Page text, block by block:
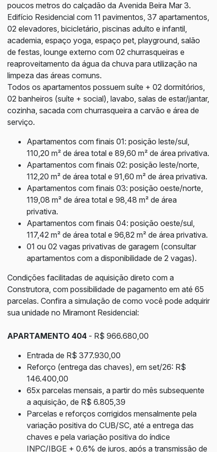
poucos metros do calçadão da Avenida Beira Mar 3.
Edifício Residencial com 11 pavimentos, 37 apartamentos,
02 elevadores, bicicletário, piscinas adulto e infantil,
academia, espaço yoga, espaço pet, playground, salão
de festas, lounge externo com 02 churrasqueiras e
reaproveitamento da água da chuva para utilização na
limpeza das áreas comuns.
Todos os apartamentos possuem suíte + 02 dormitórios,
02 banheiros (suíte + social), lavabo, salas de estar/jantar,
cozinha, sacada com churrasqueira a carvão e área de
serviço.
Apartamentos com finais 01: posição leste/sul,
110,20 m² de área total e 89,60 m² de área privativa.
Apartamentos com finais 02: posição leste/norte,
112,20 m² de área total e 91,60 m² de área privativa.
Apartamentos com finais 03: posição oeste/norte,
119,08 m² de área total e 98,48 m² de área
privativa.
Apartamentos com finais 04: posição oeste/sul,
117,42 m² de área total e 96,82 m² de área privativa.
01 ou 02 vagas privativas de garagem (consultar
apartamentos com a disponibilidade de 2 vagas).
Condições facilitadas de aquisição direto com a
Construtora, com possibilidade de pagamento em até 65
parcelas. Confira a simulação de como você pode adquirir
sua unidade no Miramont Residencial:
APARTAMENTO 404 - R$ 966.680,00
Entrada de R$ 377.930,00
Reforço (entrega das chaves), em set/26: R$
146.400,00
65x parcelas mensais, a partir do mês subsequente
a aquisição, de R$ 6.805,39
Parcelas e reforços corrigidos mensalmente pela
variação positiva do CUB/SC, até a entrega das
chaves e pela variação positiva do índice
INPC/IBGE + 0,6% de juros, após a transmissão de